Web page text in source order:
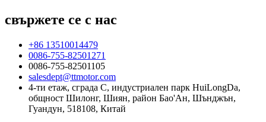
свържете се с нас
+86 13510014479
0086-755-82501271
0086-755-82501105
salesdept@ttmotor.com
4-ти етаж, сграда C, индустриален парк HuiLongDa,
общност Шилонг, Шиян, район Бао'Ан, Шънджън,
Гуандун, 518108, Китай